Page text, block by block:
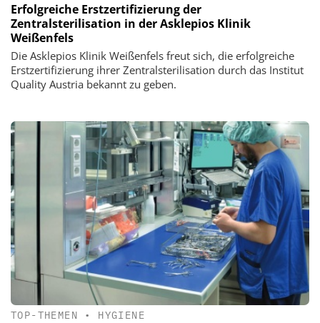
Erfolgreiche Erstzertifizierung der
Zentralsterilisation in der Asklepios Klinik
Weißenfels
Die Asklepios Klinik Weißenfels freut sich, die erfolgreiche
Erstzertifizierung ihrer Zentralsterilisation durch das Institut
Quality Austria bekannt zu geben.
TOP-THEMEN • HYGIENE